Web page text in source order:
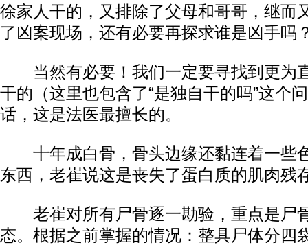
徐家人干的，又排除了父母和哥哥，继而
了凶案现场，还有必要再探求谁是凶手吗
当然有必要！我们一定要寻找到更为
干的（这里也包含了“是独自干的吗”这个
话，这是法医最擅长的。
十年成白骨，骨头边缘还黏连着一些
东西，老崔说这是丧失了蛋白质的肌肉残
老崔对所有尸骨逐一勘验，重点是尸
态。根据之前掌握的情况：整具尸体分四